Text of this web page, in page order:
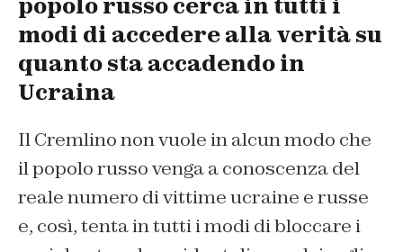
popolo russo cerca in tutti i
modi di accedere alla verità su
quanto sta accadendo in
Ucraina
Il Cremlino non vuole in alcun modo che
il popolo russo venga a conoscenza del
reale numero di vittime ucraine e russe
e, così, tenta in tutti i modi di bloccare i